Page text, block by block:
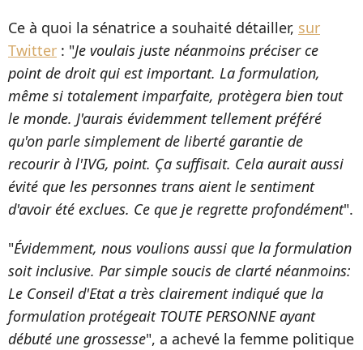
Ce à quoi la sénatrice a souhaité détailler, sur
Twitter : "Je voulais juste néanmoins préciser ce
point de droit qui est important. La formulation,
même si totalement imparfaite, protègera bien tout
le monde. J'aurais évidemment tellement préféré
qu'on parle simplement de liberté garantie de
recourir à l'IVG, point. Ça suffisait. Cela aurait aussi
évité que les personnes trans aient le sentiment
d'avoir été exclues. Ce que je regrette profondément".
"Évidemment, nous voulions aussi que la formulation
soit inclusive. Par simple soucis de clarté néanmoins:
Le Conseil d'Etat a très clairement indiqué que la
formulation protégeait TOUTE PERSONNE ayant
débuté une grossesse", a achevé la femme politique